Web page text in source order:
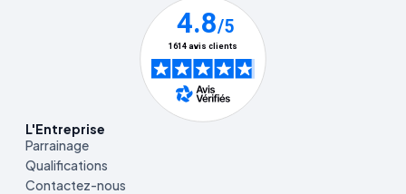
L'Entreprise
Parrainage
Qualifications
Contactez-nous